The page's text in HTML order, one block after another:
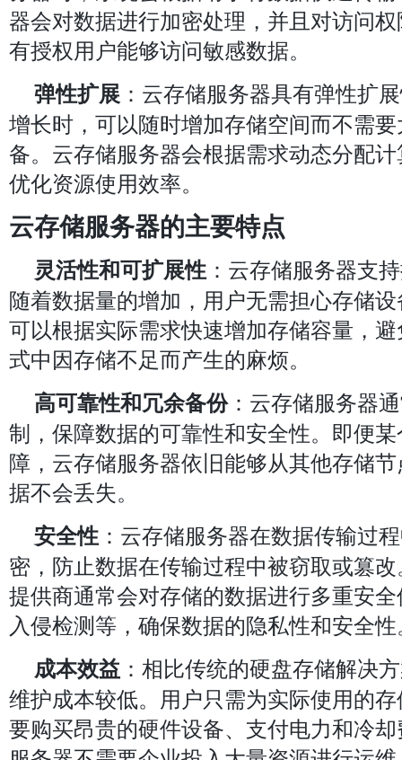
器会对数据进行加密处理，并且对访问
有授权用户能够访问敏感数据。
弹性扩展 ：云存储服务器具有弹性扩
增长时，可以随时增加存储空间而不需
备。云存储服务器会根据需求动态分配
优化资源使用效率。
云存储服务器的主要特点
灵活性和可扩展性 ：云存储服务器支
随着数据量的增加，用户无需担心存储
可以根据实际需求快速增加存储容量，
式中因存储不足而产生的麻烦。
高可靠性和冗余备份：云存储服务器
制，保障数据的可靠性和安全性。即便
障，云存储服务器依旧能够从其他存储
据不会丢失。
安全性 ：云存储服务器在数据传输过
密，防止数据在传输过程中被窃取或篡
提供商通常会对存储的数据进行多重安
入侵检测等，确保数据的隐私性和安全性
成本效益 ：相比传统的硬盘存储解决
维护成本较低。用户只需为实际使用的
要购买昂贵的硬件设备、支付电力和冷